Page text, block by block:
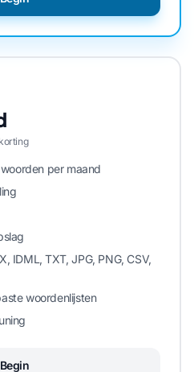
per maand
IDML, TXT, JPG, PNG, CSV,
woordenlijsten
Begin